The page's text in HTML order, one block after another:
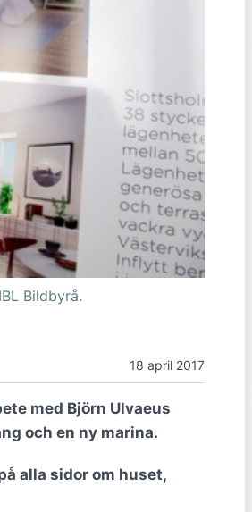
Bildbyrå.
18 april 2017
med Björn Ulvaeus
och en ny marina.
alla sidor om huset,